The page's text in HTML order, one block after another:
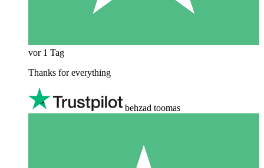
vor 1 Tag
Thanks for everything
behzad toomas